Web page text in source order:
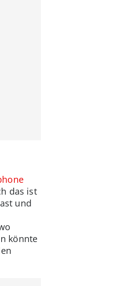
das ist
und
könnte